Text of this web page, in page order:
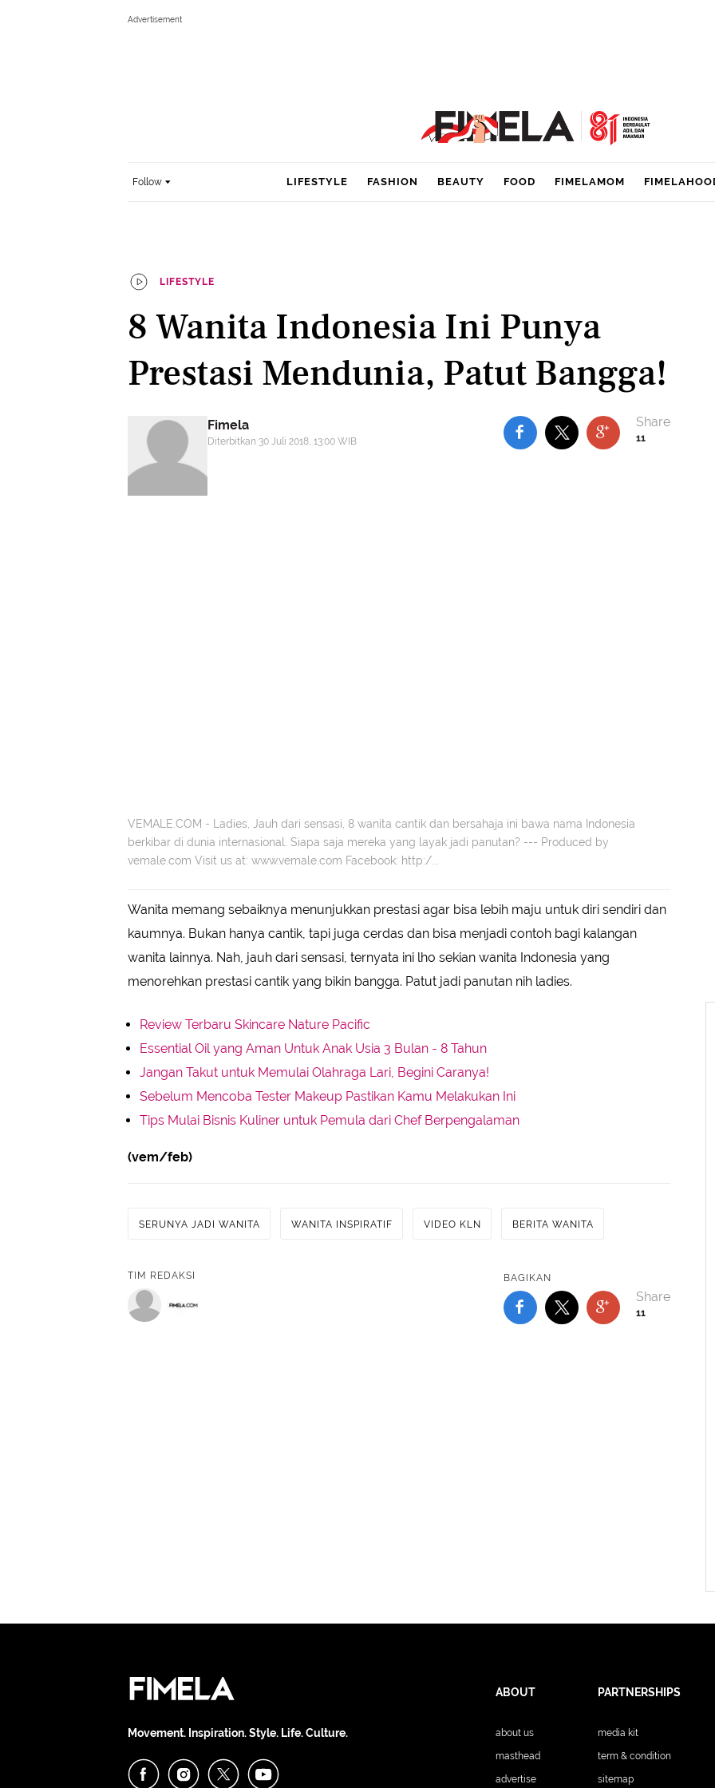
Follow LIFESTYLE FASHION BEAUTY FOOD FIMELAMOM
LIFESTYLE
8 Wanita Indonesia Ini Punya
Prestasi Mendunia, Patut Bangga!
Fimela
Diterbitkan 30 Juli 2018, 13:00 WIB 11
VEMALE.COM - Ladies, Jauh dari sensasi, 8 wanita cantik dan bersahaja ini bawa nama Indonesia
berkibar di dunia internasional. Siapa saja mereka yang layak jadi panutan? --- Produced by
vemale.com Visit us at: www.vemale.com Facebook: http:/...
Wanita memang sebaiknya menunjukkan prestasi agar bisa lebih maju untuk diri sendiri dan
kaumnya. Bukan hanya cantik, tapi juga cerdas dan bisa menjadi contoh bagi kalangan
wanita lainnya. Nah, jauh dari sensasi, ternyata ini lho sekian wanita Indonesia yang
menorehkan prestasi cantik yang bikin bangga. Patut jadi panutan nih ladies.
Review Terbaru Skincare Nature Pacific
Essential Oil yang Aman Untuk Anak Usia 3 Bulan - 8 Tahun
Jangan Takut untuk Memulai Olahraga Lari, Begini Caranya!
Sebelum Mencoba Tester Makeup Pastikan Kamu Melakukan Ini
Tips Mulai Bisnis Kuliner untuk Pemula dari Chef Berpengalaman
(vem/feb)
SERUNYA JADI WANITA WANITA INSPIRATIF VIDEO KLN BERITA WANITA
TIM REDAKSI BAGIKAN
11
Movement. Inspiration. Style. Life. Culture.
ABOUT PARTNERSHIPS
about us media kit
masthead term & condition
advertise sitemap